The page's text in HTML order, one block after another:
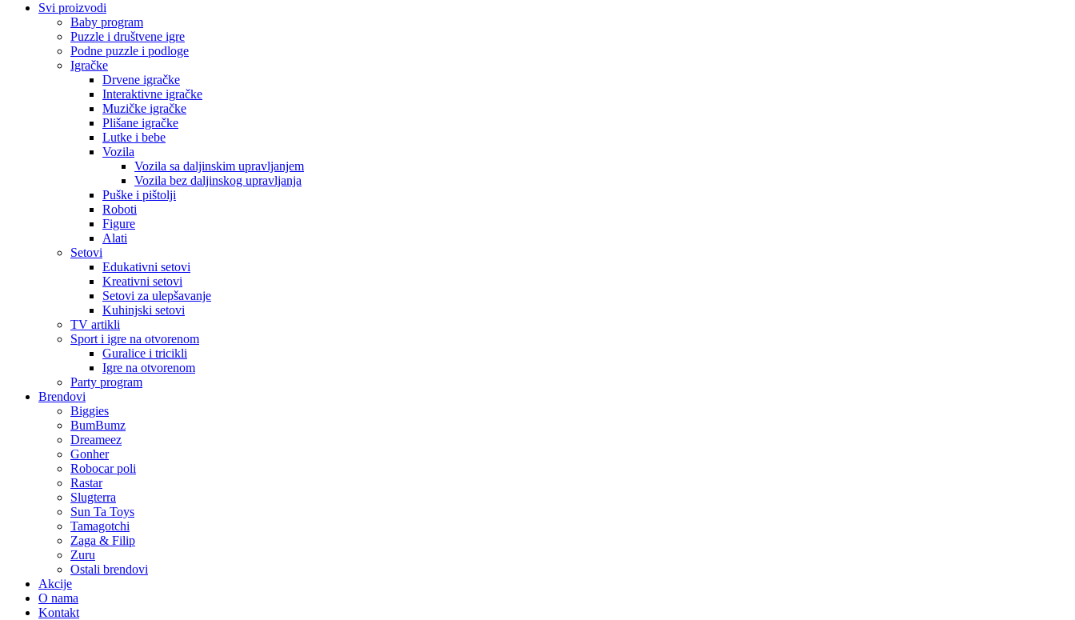
Svi proizvodi
Baby program
Puzzle i društvene igre
Podne puzzle i podloge
Igračke
Drvene igračke
Interaktivne igračke
Muzičke igračke
Plišane igračke
Lutke i bebe
Vozila
Vozila sa daljinskim upravljanjem
Vozila bez daljinskog upravljanja
Puške i pištolji
Roboti
Figure
Alati
Setovi
Edukativni setovi
Kreativni setovi
Setovi za ulepšavanje
Kuhinjski setovi
TV artikli
Sport i igre na otvorenom
Guralice i tricikli
Igre na otvorenom
Party program
Brendovi
Biggies
BumBumz
Dreameez
Gonher
Robocar poli
Rastar
Slugterra
Sun Ta Toys
Tamagotchi
Zaga & Filip
Zuru
Ostali brendovi
Akcije
O nama
Kontakt